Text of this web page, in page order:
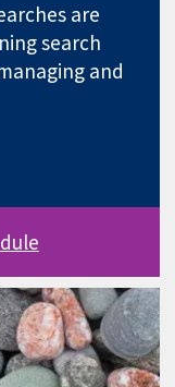
are
search
and